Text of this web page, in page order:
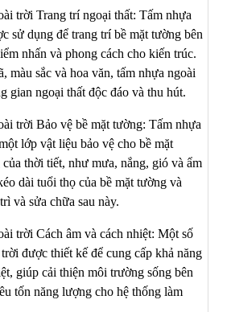
trời Trang trí ngoại thất: Tấm nhựa
sử dụng để trang trí bề mặt tường bên
nhấn và phong cách cho kiến trúc.
màu sắc và hoa văn, tấm nhựa ngoài
gian ngoại thất độc đáo và thu hút.
trời Bảo vệ bề mặt tường: Tấm nhựa
lớp vật liệu bảo vệ cho bề mặt
thời tiết, như mưa, nắng, gió và ẩm
dài tuổi thọ của bề mặt tường và
và sửa chữa sau này.
trời Cách âm và cách nhiệt: Một số
được thiết kế để cung cấp khả năng
giúp cải thiện môi trường sống bên
tốn năng lượng cho hệ thống làm